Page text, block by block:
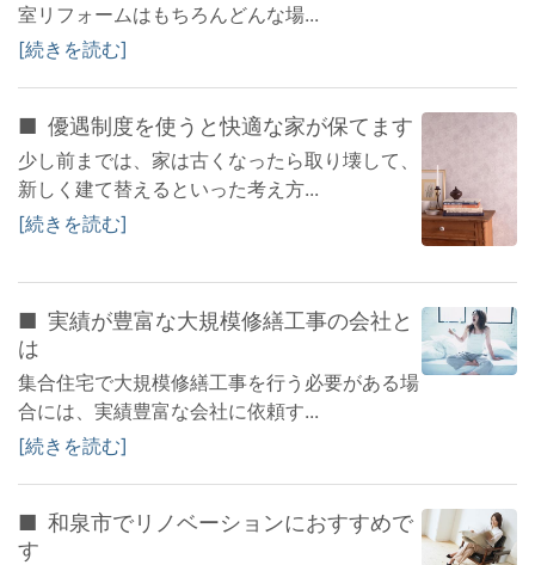
室リフォームはもちろんどんな場...
続きを読む
優遇制度を使うと快適な家が保てます
少し前までは、家は古くなったら取り壊して、
新しく建て替えるといった考え方...
続きを読む
実績が豊富な大規模修繕工事の会社と
は
集合住宅で大規模修繕工事を行う必要がある場
合には、実績豊富な会社に依頼す...
続きを読む
和泉市でリノベーションにおすすめで
す